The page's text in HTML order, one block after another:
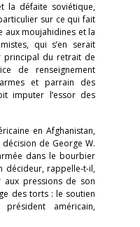
la défaite soviétique,
sur ce qui fait
aux moujahidines et la
qui s’en serait
principal du retrait de
de renseignement
et parrain des
imputer l’essor des
en Afghanistan,
de George W.
dans le bourbier
décideur, rappelle-t-il,
aux pressions de son
des torts : le soutien
américain,